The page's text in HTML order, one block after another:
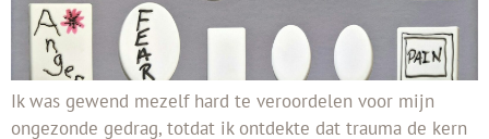
Ik was gewend mezelf hard te veroordelen voor mijn
ongezonde gedrag, totdat ik ontdekte dat trauma de kern